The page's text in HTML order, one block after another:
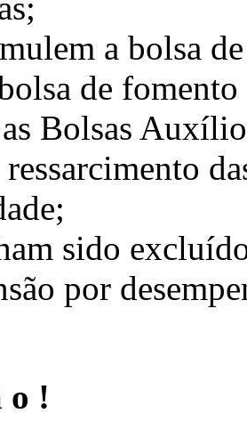
a bolsa
de
Bolsas
sido
por
o !